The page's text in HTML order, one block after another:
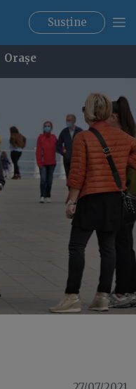
Susține
Orașe